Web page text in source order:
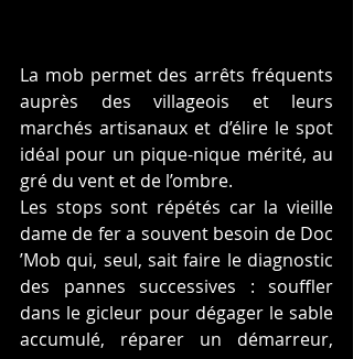
La mob permet des arrêts fréquents
auprès des villageois et leurs
marchés artisanaux et d’élire le spot
idéal pour un pique-nique mérité, au
gré du vent et de l’ombre.
Les stops sont répétés car la vieille
dame de fer a souvent besoin de Doc
’Mob qui, seul, sait faire le diagnostic
des pannes successives : souffler
dans le gicleur pour dégager le sable
accumulé, réparer un démarreur,